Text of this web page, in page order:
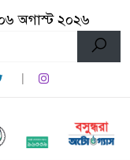
অগাস্ট ২০২৬